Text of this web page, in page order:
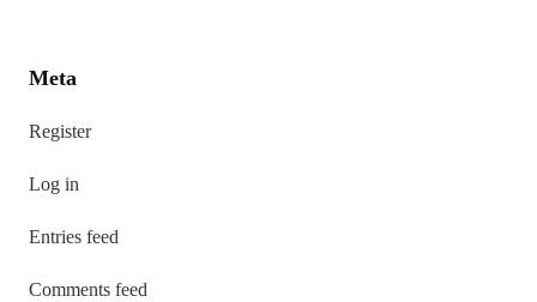
Meta
Register
Log in
Entries feed
Comments feed